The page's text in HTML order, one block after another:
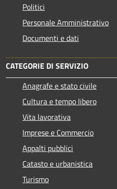
Politici
Personale Amministrativo
Documenti e dati
CATEGORIE DI SERVIZIO
Anagrafe e stato civile
Cultura e tempo libero
Vita lavorativa
Imprese e Commercio
Appalti pubblici
Catasto e urbanistica
Turismo